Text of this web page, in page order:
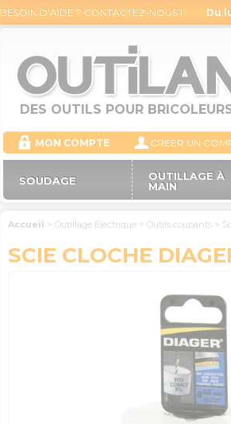
BESOIN D’AIDE ? CONTACTEZ-NOUS ! Du
DES OUTILS POUR
MON COMPTE CREER UN
SOUDAGE
OUTILLAGE À
MAIN
Accueil > Outillage Electrique > Outils coupants >
SCIE CLOCHE